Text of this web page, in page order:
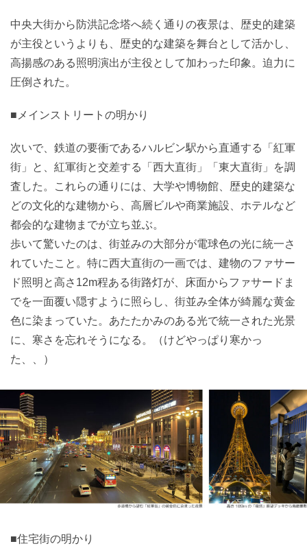
中央大街から防洪記念塔へ続く通りの夜景は、歴史的建築
が主役というよりも、歴史的な建築を舞台として活かし、
高揚感のある照明演出が主役として加わった印象。迫力に
圧倒された。
■メインストリートの明かり
次いで、鉄道の要衝であるハルビン駅から直通する「紅軍
街」と、紅軍街と交差する「西大直街」「東大直街」を調
査した。これらの通りには、大学や博物館、歴史的建築な
どの文化的な建物から、高層ビルや商業施設、ホテルなど
都会的な建物までが立ち並ぶ。
歩いて驚いたのは、街並みの大部分が電球色の光に統一さ
れていたこと。特に西大直街の一画では、建物のファサー
ド照明と高さ12m程ある街路灯が、床面からファサードま
でを一面覆い隠すように照らし、街並み全体が綺麗な黄金
色に染まっていた。あたたかみのある光で統一された光景
に、寒さを忘れそうになる。（けどやっぱり寒かっ
た、、）
■住宅街の明かり